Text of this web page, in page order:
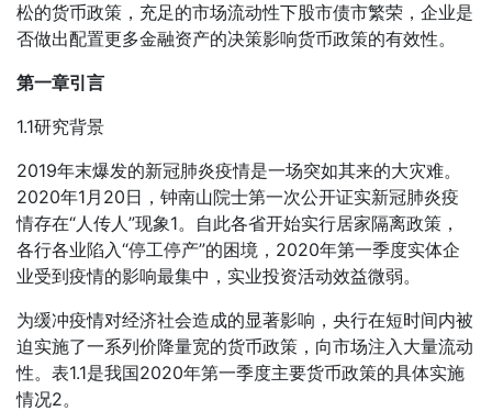
松的货币政策，充足的市场流动性下股市债市繁荣，企业是
否做出配置更多金融资产的决策影响货币政策的有效性。
第一章引言
1.1研究背景
2019年末爆发的新冠肺炎疫情是一场突如其来的大灾难。
2020年1月20日，钟南山院士第一次公开证实新冠肺炎疫
情存在“人传人”现象1。自此各省开始实行居家隔离政策，
各行各业陷入“停工停产”的困境，2020年第一季度实体企
业受到疫情的影响最集中，实业投资活动效益微弱。
为缓冲疫情对经济社会造成的显著影响，央行在短时间内被
迫实施了一系列价降量宽的货币政策，向市场注入大量流动
性。表1.1是我国2020年第一季度主要货币政策的具体实施
情况2。